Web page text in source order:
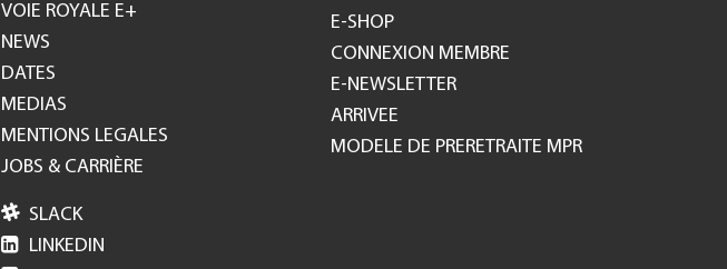
Footer
GH
VOIE ROYALE E+
NEWS
DATES
MEDIAS
MENTIONS LEGALES
JOBS & CARRIÈRE
E-SHOP
CONNEXION MEMBRE
E-NEWSLETTER
ARRIVEE
MODELE DE PRERETRAITE MPR
 SLACK
 LINKEDIN